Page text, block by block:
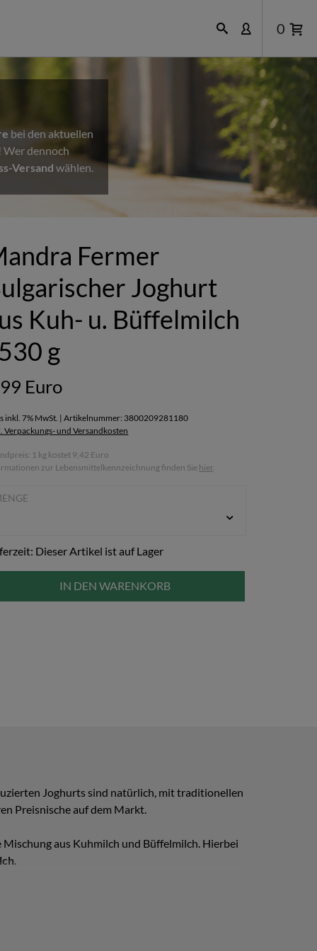
0
bei den aktuellen
Wer dennoch
Versand wählen.
Fermer
Joghurt
Kuh- u. Büffelmilch
g
Euro
inkl. 7% MwSt. | Artikelnummer: 3800209281180
Verpackungs- und Versandkosten
1 kg kostet 9,42 Euro
zur Lebensmittelkennzeichnung finden Sie hier.
Dieser Artikel ist auf Lager
IN DEN WARENKORB
Joghurts sind natürlich, mit traditionellen
Preisnische auf dem Markt.
aus Kuhmilch und Büffelmilch. Hierbei
.